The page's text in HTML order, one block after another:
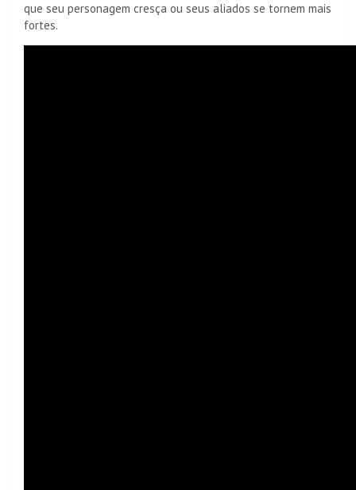
que seu personagem cresça ou seus aliados se tornem mais
fortes.